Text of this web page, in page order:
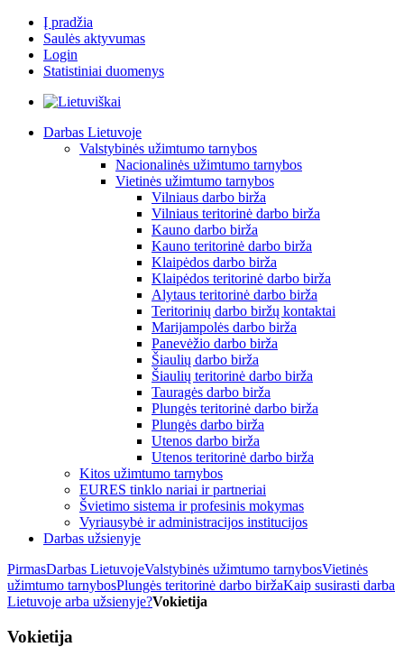
Į pradžia
Saulės aktyvumas
Login
Statistiniai duomenys
Darbas Lietuvoje
Valstybinės užimtumo tarnybos
Nacionalinės užimtumo tarnybos
Vietinės užimtumo tarnybos
Vilniaus darbo birža
Vilniaus teritorinė darbo birža
Kauno darbo birža
Kauno teritorinė darbo birža
Klaipėdos darbo birža
Klaipėdos teritorinė darbo birža
Alytaus teritorinė darbo birža
Teritorinių darbo biržų kontaktai
Marijampolės darbo birža
Panevėžio darbo birža
Šiaulių darbo birža
Šiaulių teritorinė darbo birža
Tauragės darbo birža
Plungės teritorinė darbo birža
Plungės darbo birža
Utenos darbo birža
Utenos teritorinė darbo birža
Kitos užimtumo tarnybos
EURES tinklo nariai ir partneriai
Švietimo sistema ir profesinis mokymas
Vyriausybė ir administracijos institucijos
Darbas užsienyje
PirmasDarbas LietuvojeValstybinės užimtumo tarnybosVietinės
užimtumo tarnybosPlungės teritorinė darbo biržaKaip susirasti darba
Lietuvoje arba užsienyje?Vokietija
Vokietija